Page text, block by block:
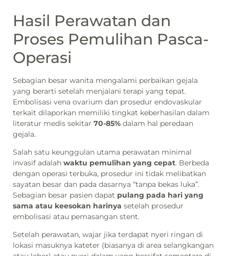
Hasil Perawatan dan
Proses Pemulihan Pasca-
Operasi
Sebagian besar wanita mengalami perbaikan gejala
yang berarti setelah menjalani terapi yang tepat.
Embolisasi vena ovarium dan prosedur endovaskular
terkait dilaporkan memiliki tingkat keberhasilan dalam
literatur medis sekitar 70-85% dalam hal peredaan
gejala.
Salah satu keunggulan utama perawatan minimal
invasif adalah waktu pemulihan yang cepat. Berbeda
dengan operasi terbuka, prosedur ini tidak melibatkan
sayatan besar dan pada dasarnya “tanpa bekas luka”.
Sebagian besar pasien dapat pulang pada hari yang
sama atau keesokan harinya setelah prosedur
embolisasi atau pemasangan stent.
Setelah perawatan, wajar jika terdapat nyeri ringan di
lokasi masuknya kateter (biasanya di area selangkangan